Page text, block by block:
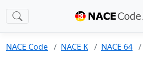
NACE Code NACE K NACE 64